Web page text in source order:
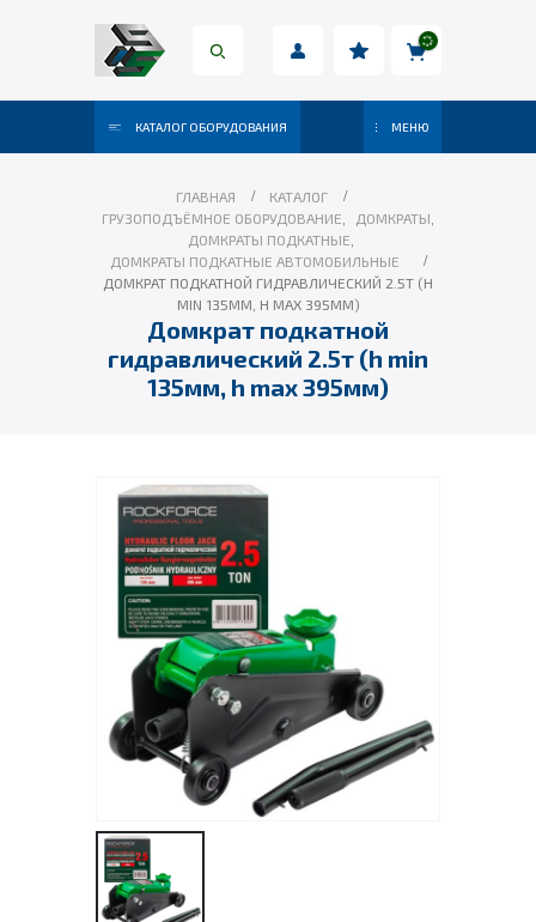
КАТАЛОГ ОБОРУДОВАНИЯ МЕНЮ
ГЛАВНАЯ
КАТАЛОГ
ГРУЗОПОДЪЁМНОЕ ОБОРУДОВАНИЕ
ДОМКРАТЫ
ДОМКРАТЫ ПОДКАТНЫЕ
ДОМКРАТЫ ПОДКАТНЫЕ АВТОМОБИЛЬНЫЕ
ДОМКРАТ ПОДКАТНОЙ ГИДРАВЛИЧЕСКИЙ 2.5Т (H
MIN 135ММ, H MAX 395ММ)
Домкрат подкатной
гидравлический 2.5т (h min
135мм, h max 395мм)